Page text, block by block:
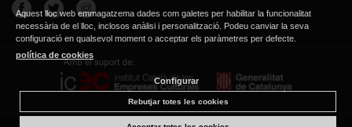
Aquest lloc web emmagatzema dades com galetes per habilitar la funcionalitat
necessària de el lloc, inclosos anàlisi i personalització. Podeu canviar la seva
configuració en qualsevol moment o acceptar els paràmetres per defecte.
política de cookies
Configurar
Rebutjar totes les cookies